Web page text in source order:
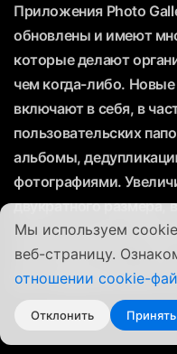
Мы используем
веб-страницу.
отношении cookie-
Отклонить Принять
Приложения Photo
обновлены и имеют
которые делают
чем когда-либо.
включают в себя, в
пользовательских
альбомы,
фотографиями.
двукратного размера,
шоу, улучшайте
ссылки доступа,
фотографиями еще